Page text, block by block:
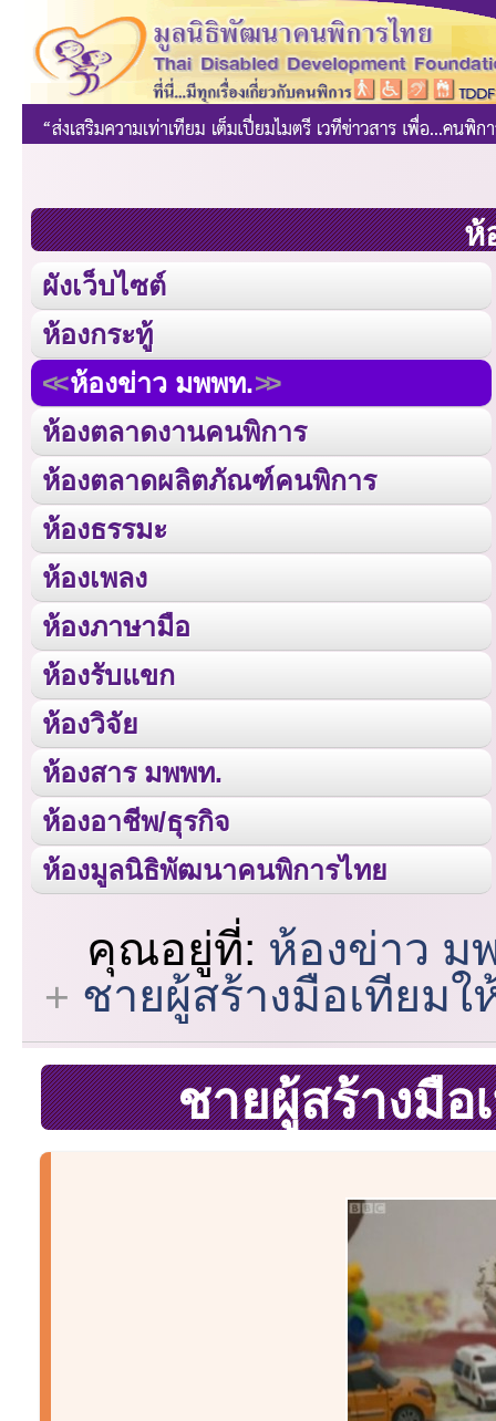
ห้
ผังเว็บไซต์
ห้องกระทู้
ห้องข่าว มพพท.
ห้องตลาดงานคนพิการ
ห้องตลาดผลิตภัณฑ์คนพิการ
ห้องธรรมะ
ห้องเพลง
ห้องภาษามือ
ห้องรับแขก
ห้องวิจัย
ห้องสาร มพพท.
ห้องอาชีพ/ธุรกิจ
ห้องมูลนิธิพัฒนาคนพิการไทย
คุณอยู่ที่: ห้องข่าว ม
ชายผู้สร้างมือเทียมใ
ชายผู้สร้างมือ